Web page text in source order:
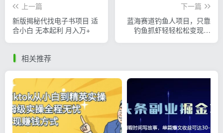
上一篇
新版揭秘代找电子书项目 适
合小白 无本起利 月入万+
下一篇
蓝海赛道钓鱼人项目，只靠
钓鱼抓虾轻轻松松变现过
相关推荐